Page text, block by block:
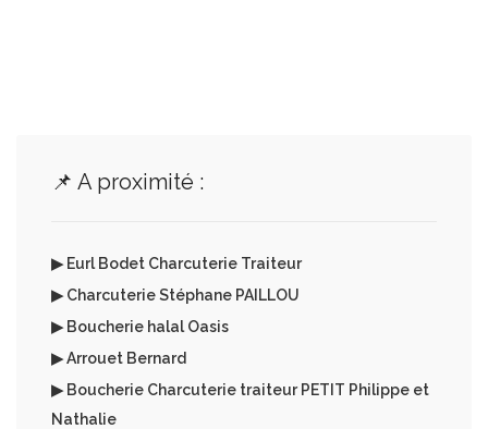
📌 A proximité :
▶ Eurl Bodet Charcuterie Traiteur
▶ Charcuterie Stéphane PAILLOU
▶ Boucherie halal Oasis
▶ Arrouet Bernard
▶ Boucherie Charcuterie traiteur PETIT Philippe et
Nathalie